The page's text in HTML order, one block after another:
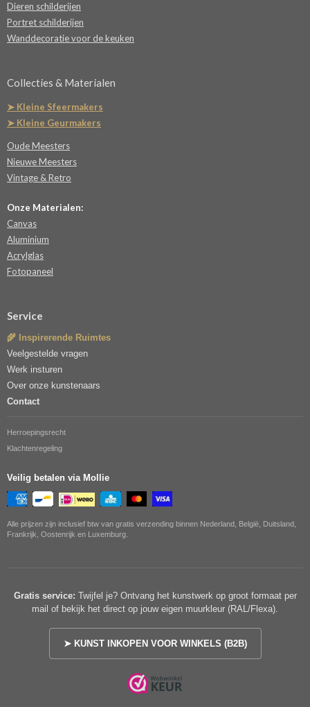
Dieren schilderijen
Portret schilderijen
Wanddecoratie voor de keuken
Collecties & Materialen
➤ Kleine Sfeermakers
➤ Kleine Geurmakers
Oude Meesters
Nieuwe Meesters
Vintage & Retro
Onze Materialen:
Canvas
Aluminium
Acrylglas
Fotopaneel
Service
🌾 Inspirerende Ruimtes
Veelgestelde vragen
Werk insturen
Over onze kunstenaars
Contact
Herroepingsrecht
Klachtenregeling
Veilig betalen via Mollie
Alle prijzen zijn inclusief btw van gratis verzending binnen Nederland, België, Duitsland,
Frankrijk, Oostenrijk en Luxemburg.
Gratis service: Twijfel je? Ontvang het kunstwerk op groot formaat per
mail of bekijk het direct op jouw eigen muurkleur (RAL/Flexa).
➤ KUNST INKOPEN VOOR WINKELS (B2B)